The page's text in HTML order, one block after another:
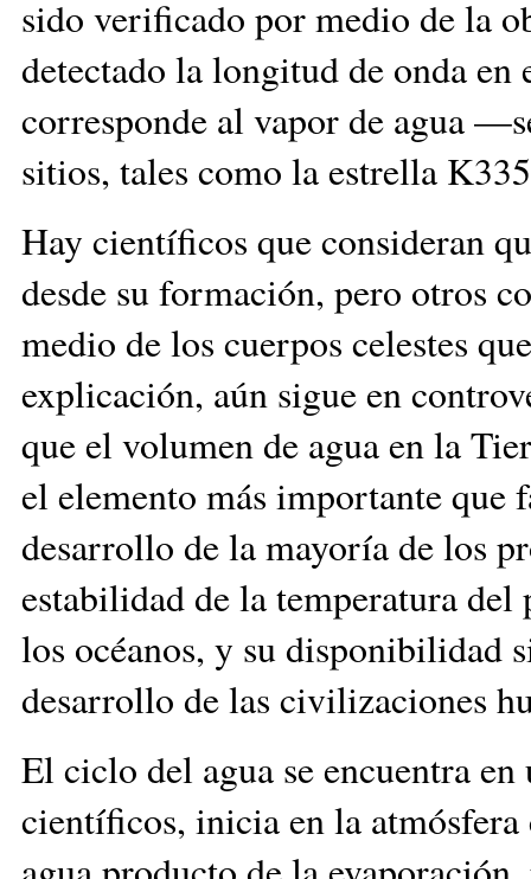
sido verificado por medio de la
detectado la longitud de onda
corresponde al vapor de agua
sitios, tales como la estrella
Hay científicos que consideran
desde su formación, pero otros
medio de los cuerpos celestes
explicación, aún sigue en
que el volumen de agua en la
el elemento más importante
desarrollo de la mayoría de los
estabilidad de la temperatura del
los océanos, y su disponibilidad
desarrollo de las civilizaciones
El ciclo del agua se encuentra
científicos, inicia en la